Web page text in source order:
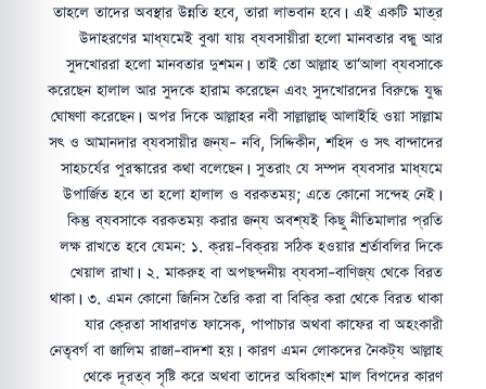
তাহলে তাদের অবস্থার উন্নতি হবে, তারা লাভবান হবে। এই একটি মাত্র
উদাহরণের মাধ্যমেই বুঝা যায় ব্যবসায়ীরা হলো মানবতার বন্ধু আর
সুদখোররা হলো মানবতার দুশমন। তাই তো আল্লাহ তা‘আলা ব্যবসাকে
করেছেন হালাল আর সুদকে হারাম করেছেন এবং সুদখোরদের বিরুদ্ধে যুদ্ধ
ঘোষণা করেছেন। অপর দিকে আল্লাহর নবী সাল্লাল্লাহু আলাইহি ওয়া সাল্লাম
সৎ ও আমানদার ব্যবসায়ীর জন্য- নবি, সিদ্দিকীন, শহিদ ও সৎ বান্দাদের
সাহচর্যের পুরস্কারের কথা বলেছেন। সুতরাং যে সম্পদ ব্যবসার মাধ্যমে
উপার্জিত হবে তা হলো হালাল ও বরকতময়; এতে কোনো সন্দেহ নেই।
কিন্তু ব্যবসাকে বরকতময় করার জন্য অবশ্যই কিছু নীতিমালার প্রতি
লক্ষ রাখতে হবে যেমন: ১. ক্রয়-বিক্রয় সঠিক হওয়ার শর্র্তাবলির দিকে
খেয়াল রাখা। ২. মাকরুহ বা অপছন্দনীয় ব্যবসা-বাণিজ্য থেকে বিরত
থাকা। ৩. এমন কোনো জিনিস তৈরি করা বা বিক্রি করা থেকে বিরত থাকা
যার ক্রেতা সাধারণত ফাসেক, পাপাচার অথবা কাফের বা অহংকারী
নেতৃবর্গ বা জালিম রাজা-বাদশা হয়। কারণ এমন লোকদের নৈকট্য আল্লাহ
থেকে দূরত্ব সৃষ্টি করে অথবা তাদের অধিকাংশ মাল বিপদের কারণ